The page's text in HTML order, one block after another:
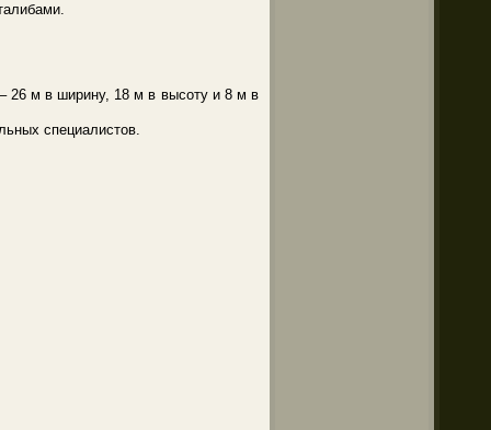
26 м в ширину, 18 м в высоту и 8 м в
специалистов.